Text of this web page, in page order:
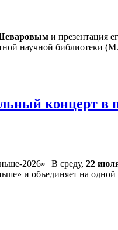
и презентация
научной библиотеки
концерт в
В среду, 22
и объединяет на одной